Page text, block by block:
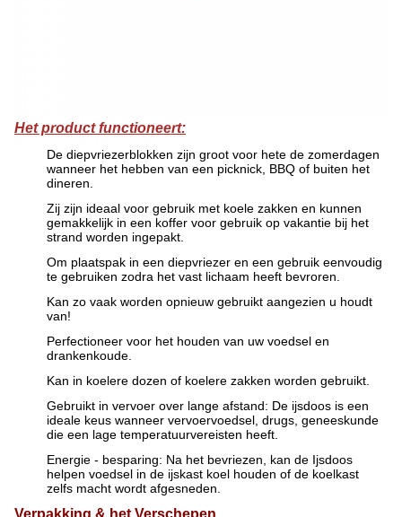
Het product functioneert:
De diepvriezerblokken zijn groot voor hete de zomerdagen
wanneer het hebben van een picknick, BBQ of buiten het
dineren.
Zij zijn ideaal voor gebruik met koele zakken en kunnen
gemakkelijk in een koffer voor gebruik op vakantie bij het
strand worden ingepakt.
Om plaatspak in een diepvriezer en een gebruik eenvoudig
te gebruiken zodra het vast lichaam heeft bevroren.
Kan zo vaak worden opnieuw gebruikt aangezien u houdt
van!
Perfectioneer voor het houden van uw voedsel en
drankenkoude.
Kan in koelere dozen of koelere zakken worden gebruikt.
Gebruikt in vervoer over lange afstand: De ijsdoos is een
ideale keus wanneer vervoervoedsel, drugs, geneeskunde
die een lage temperatuurvereisten heeft.
Energie - besparing: Na het bevriezen, kan de Ijsdoos
helpen voedsel in de ijskast koel houden of de koelkast
zelfs macht wordt afgesneden.
Verpakking & het Verschepen